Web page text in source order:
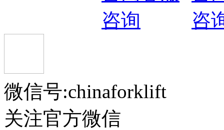
微信号:chinaforklift
关注官方微信